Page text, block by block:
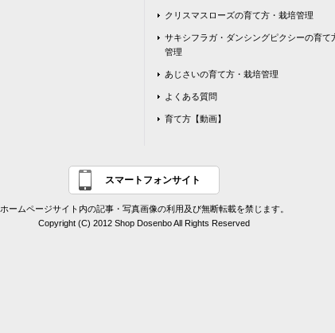
クリスマスローズの育て方・栽培管理
サキシフラガ・ダンシングピクシーの育て
管理
あじさいの育て方・栽培管理
よくある質問
育て方【動画】
スマートフォンサイト
ホームページサイト内の記事・写真画像の利用及び無断転載を禁じます。
Copyright (C) 2012 Shop Dosenbo All Rights Reserved